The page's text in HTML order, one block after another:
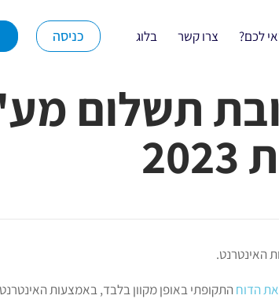
לכם? צרו קשר בלוג כניסה
תשלום
האינטרנט.
הדוחהתקופתי באופן מקוון בלבד, באמצעות